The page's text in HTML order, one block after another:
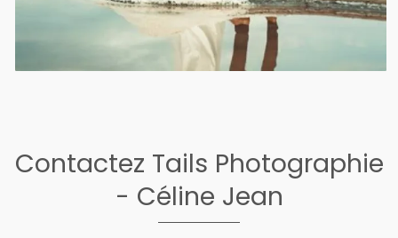
Contactez Tails Photographie
- Céline Jean